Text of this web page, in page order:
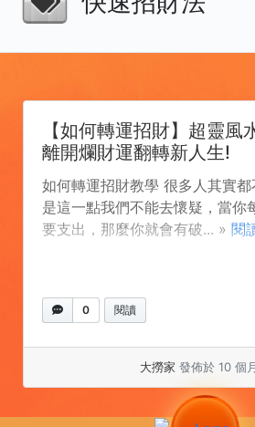
【如何轉運招財】超靈風
離開爛財運翻轉新人生!
如何轉運招財教學 很多人其實
是這一點我們不能去懷疑，當你
要支出，那麼你就會有破... » 閱
0 閱讀
大撈家 發佈於 10 個